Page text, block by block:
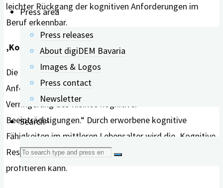
Press area
Press releases
About digiDEM Bavaria
Images & Logos
Press contact
Newsletter
Search>
Search
leichter Rückgang der kognitiven Anforderungen im
Beruf erkennbar.
‚Kognitive Reserve‘ wird gestärkt
Die Autoren betonen: „Berufliche kognitive
Anforderungen spielen eine entscheidende Rolle bei der
Verringerung des Risikos kognitiver
Beeinträchtigungen.“ Durch erworbene kognitive
Fähigkeiten im mittleren Lebensalter wird die ‚Kognitive
Reserve‘ gestärkt, wovon man im höheren Alter
profitieren kann.